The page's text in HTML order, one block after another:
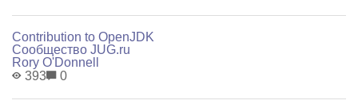
Contribution to OpenJDK
Сообщество JUG.ru
Rory O'Donnell
393
0